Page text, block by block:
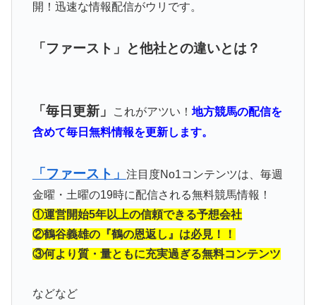
開！迅速な情報配信がウリです。
「ファースト」と他社との違いとは？
「毎日更新」 これがアツい！ 地方競馬の配信を
含めて毎日無料情報を更新します。
「ファースト」 注目度No1コンテンツは、毎週
金曜・土曜の19時に配信される無料競馬情報！
①運営開始5年以上の信頼できる予想会社
②鶴谷義雄の『鶴の恩返し』は必見！！
③何より質・量ともに充実過ぎる無料コンテンツ
などなど